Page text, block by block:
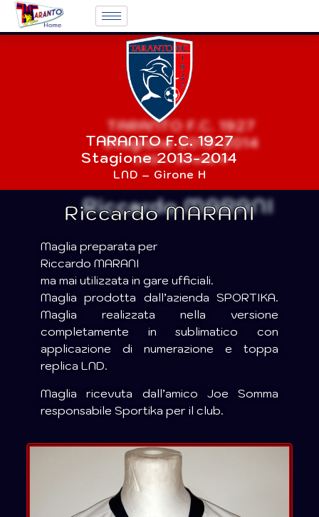
TARANTO F.C. 1927
Stagione 2013-2014
LND – Girone H
Riccardo MARANI
Maglia preparata per
Riccardo MARANI
ma mai utilizzata in gare ufficiali.
Maglia prodotta dall’azienda SPORTIKA.
Maglia realizzata nella versione
completamente in sublimatico con
applicazione di numerazione e toppa
replica LND.
Maglia ricevuta dall’amico Joe Somma
responsabile Sportika per il club.